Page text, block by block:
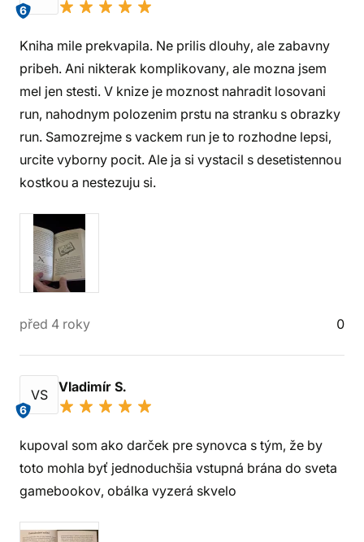
6
Kniha mile prekvapila. Ne prilis dlouhy, ale zabavny
pribeh. Ani nikterak komplikovany, ale mozna jsem
mel jen stesti. V knize je moznost nahradit losovani
run, nahodnym polozenim prstu na stranku s obrazky
run. Samozrejme s vackem run je to rozhodne lepsi,
urcite vyborny pocit. Ale ja si vystacil s desetistennou
kostkou a nestezuju si.
před 4 roky 0
VS
6
Vladimír S.
kupoval som ako darček pre synovca s tým, že by
toto mohla byť jednoduchšia vstupná brána do sveta
gamebookov, obálka vyzerá skvelo